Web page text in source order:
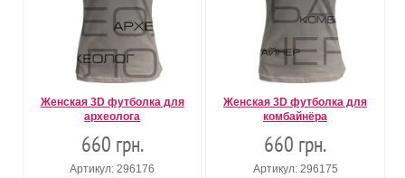
Женская 3D футболка для
археолога
660 грн.
Артикул: 296176
Женская 3D футболка для
комбайнёра
660 грн.
Артикул: 296175